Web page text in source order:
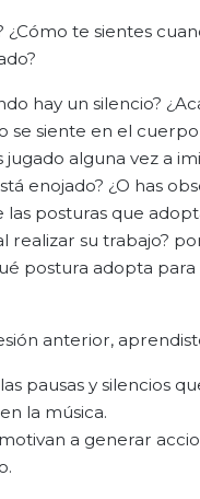
¿Cómo te sientes
hay un silencio?
se siente en el
jugado alguna vez a
enojado? ¿O has
posturas que
realizar su trabajo?
postura adopta
anterior,
pausas y silencios
la música.
a generar